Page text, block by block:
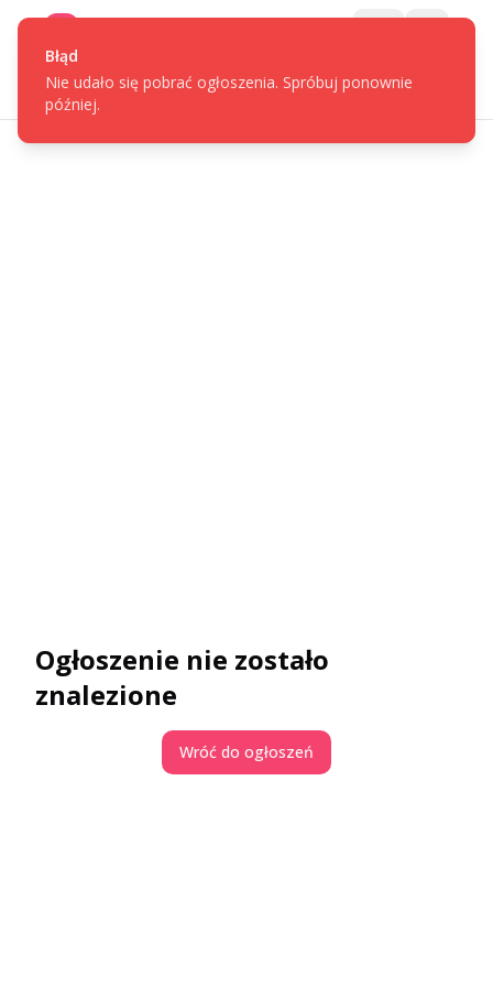
Ogłoszenie nie zostało
znalezione
Wróć do ogłoszeń
Błąd
Nie udało się pobrać ogłoszenia. Spróbuj ponownie
później.